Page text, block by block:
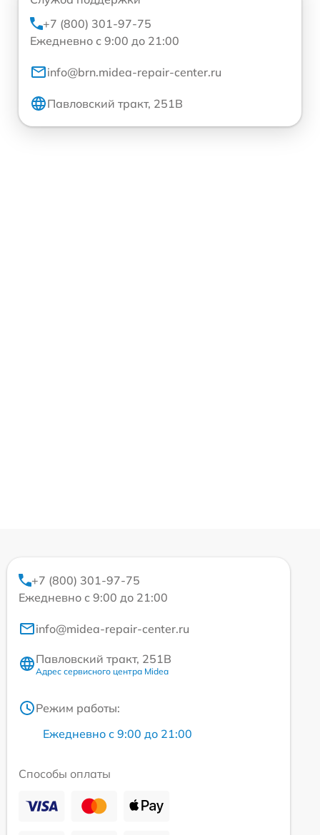
+7 (800) 301-97-75
Ежедневно с 9:00 до 21:00
info@brn.midea-repair-center.ru
Павловский тракт, 251В
+7 (800) 301-97-75
Ежедневно с 9:00 до 21:00
info@midea-repair-center.ru
Павловский тракт, 251В
Адрес сервисного центра Midea
Режим работы:
Ежедневно с 9:00 до 21:00
Способы оплаты